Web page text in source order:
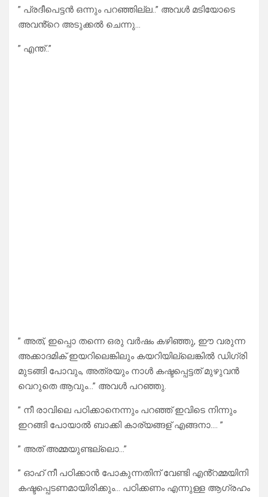
” പ്രദീപെട്ടൻ ഒന്നും പറഞ്ഞില്ല..” അവൾ മടിയോടെ
അവൻ്റെ അടുക്കൽ ചെന്നു…
” എന്ത്..”
” അത്, ഇപ്പൊ തന്നെ ഒരു വർഷം കഴിഞ്ഞു, ഈ വരുന്ന
അക്കാദമിക് ഇയറിലെങ്കിലും കയറിയില്ലെങ്കിൽ ഡിഗ്രി
മുടങ്ങി പോവും, അത്രയും നാൾ കഷ്ടപ്പെട്ടത് മുഴുവൻ
വെറുതെ ആവും…” അവൾ പറഞ്ഞു.
” നീ രാവിലെ പഠിക്കാനെന്നും പറഞ്ഞ് ഇവിടെ നിന്നും
ഇറങ്ങി പോയാൽ ബാക്കി കാര്യങ്ങള് എങ്ങനാ…. ”
” അത് അമ്മയുണ്ടല്ലൊ…”
” ഓഹ് നീ പഠിക്കാൻ പോകുന്നതിന് വേണ്ടി എൻ്റമ്മയിനി
കഷ്ടപ്പെടണമായിരിക്കും… പഠിക്കണം എന്നുള്ള ആഗ്രഹം